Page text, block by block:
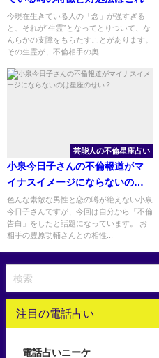
今現在生きている人の「念」が強すぎる
と、それが“生霊”となってとりついて、な
んらかの支障をもらたすことがあります。
その生霊が、不倫相手の奥...
芸能人の不倫星座占い
小泉今日子さんの不倫報道がマ
イナスイメージにならないのは
星座のせい？
色んな素敵な男性と恋の噂が絶えない小泉
今日子さんですが、今回は自分から「不倫
告白」をしたと話題になっています。 お
相手の豊原功輔さんとの相性...
注目の電話占い
電話占いニーケ